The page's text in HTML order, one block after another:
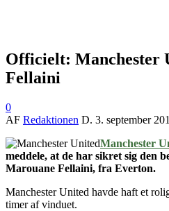
Officielt: Manchester
Fellaini
0
AF Redaktionen D. 3. september
Manchester
meddele, at de har sikret sig den
Marouane Fellaini, fra Everton.
Manchester United havde haft et
timer af vinduet.